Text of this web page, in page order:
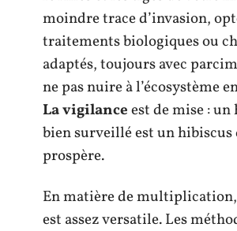
moindre trace d’invasion,
traitements biologiques ou
adaptés, toujours avec
ne pas nuire à l’écosystème
La vigilanceest de mise :
bien surveillé est un hibiscus
prospère.
En matière de
est assez versatile. Les